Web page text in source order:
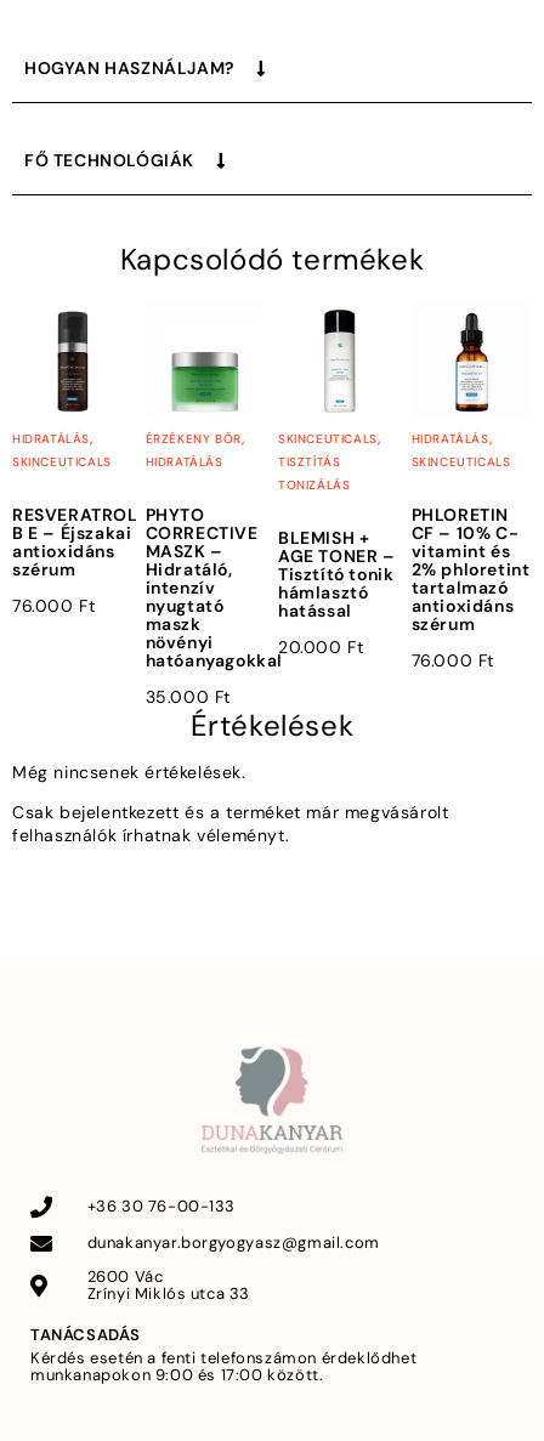
HOGYAN HASZNÁLJAM?
FŐ TECHNOLÓGIÁK
Kapcsolódó termékek
HIDRATÁLÁS,
SKINCEUTICALS
RESVERATROL
B E – Éjszakai
antioxidáns
szérum
76.000 Ft
ÉRZÉKENY BŐR,
HIDRATÁLÁS
PHYTO
CORRECTIVE
MASZK –
Hidratáló,
intenzív
nyugtató
maszk
növényi
hatóanyagokkal
35.000 Ft
SKINCEUTICALS,
TISZTÍTÁS
TONIZÁLÁS
BLEMISH +
AGE TONER –
Tisztító tonik
hámlasztó
hatással
20.000 Ft
HIDRATÁLÁS,
SKINCEUTICALS
PHLORETIN
CF – 10% C-
vitamint és
2% phloretint
tartalmazó
antioxidáns
szérum
76.000 Ft
Értékelések
Még nincsenek értékelések.
Csak bejelentkezett és a terméket már megvásárolt
felhasználók írhatnak véleményt.
+36 30 76-00-133
dunakanyar.borgyogyasz@gmail.com
2600 Vác
Zrínyi Miklós utca 33
TANÁCSADÁS
Kérdés esetén a fenti telefonszámon érdeklődhet
munkanapokon 9:00 és 17:00 között.